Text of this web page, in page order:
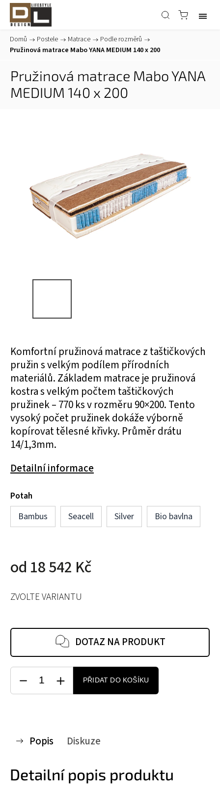
Domů / Postele / Matrace / Podle rozměrů /
Pružinová matrace Mabo YANA MEDIUM 140 x 200
Pružinová matrace Mabo YANA
MEDIUM 140 x 200
Komfortní pružinová matrace z taštičkových
pružin s velkým podílem přírodních
materiálů. Základem matrace je pružinová
kostra s velkým počtem taštičkových
pružinek – 770 ks v rozměru 90×200. Tento
vysoký počet pružinek dokáže výborně
kopírovat tělesné křivky. Průměr drátu
14/1,3mm.
Detailní informace
Potah
Bambus
Seacell Silver Bio bavlna
od 18 542 Kč
ZVOLTE VARIANTU
DOTAZ NA PRODUKT
PŘIDAT DO KOŠÍKU
Popis Diskuze
Detailní popis produktu